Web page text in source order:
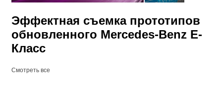
Эффектная съемка прототипов
обновленного Mercedes-Benz E-
Класс
Смотреть все